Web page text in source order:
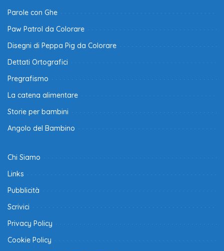
Parole con Ghe
Paw Patrol da Colorare
Disegni di Peppa Pig da Colorare
Dettati Ortografici
Pregrafismo
La catena alimentare
Storie per bambini
Angolo del Bambino
Chi Siamo
Links
Pubblicità
Scrivici
Privacy Policy
Cookie Policy